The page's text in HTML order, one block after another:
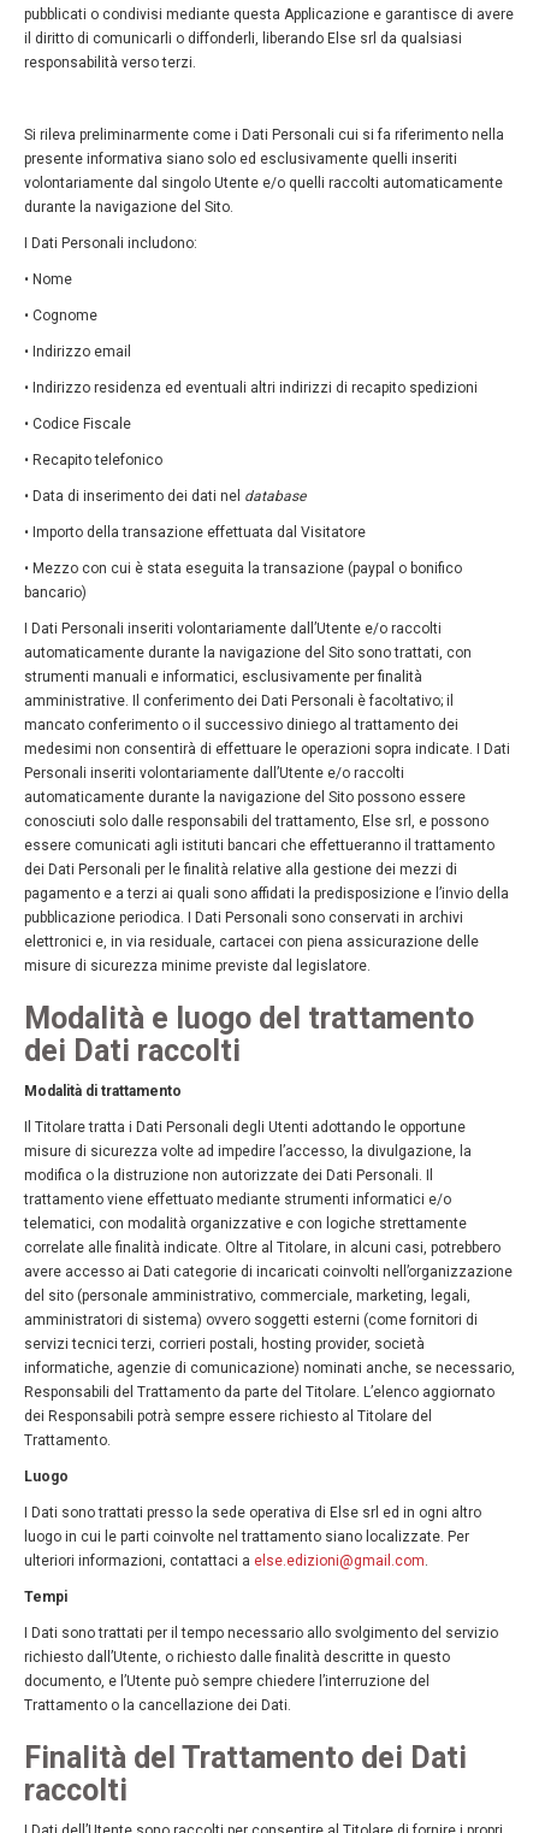
pubblicati o condivisi mediante questa Applicazione e garantisce di avere
il diritto di comunicarli o diffonderli, liberando Else srl da qualsiasi
responsabilità verso terzi.
Si rileva preliminarmente come i Dati Personali cui si fa riferimento nella
presente informativa siano solo ed esclusivamente quelli inseriti
volontariamente dal singolo Utente e/o quelli raccolti automaticamente
durante la navigazione del Sito.
I Dati Personali includono:
• Nome
• Cognome
• Indirizzo email
• Indirizzo residenza ed eventuali altri indirizzi di recapito spedizioni
• Codice Fiscale
• Recapito telefonico
• Data di inserimento dei dati nel database
• Importo della transazione effettuata dal Visitatore
• Mezzo con cui è stata eseguita la transazione (paypal o bonifico
bancario)
I Dati Personali inseriti volontariamente dall’Utente e/o raccolti
automaticamente durante la navigazione del Sito sono trattati, con
strumenti manuali e informatici, esclusivamente per finalità
amministrative. Il conferimento dei Dati Personali è facoltativo; il
mancato conferimento o il successivo diniego al trattamento dei
medesimi non consentirà di effettuare le operazioni sopra indicate. I Dati
Personali inseriti volontariamente dall’Utente e/o raccolti
automaticamente durante la navigazione del Sito possono essere
conosciuti solo dalle responsabili del trattamento, Else srl, e possono
essere comunicati agli istituti bancari che effettueranno il trattamento
dei Dati Personali per le finalità relative alla gestione dei mezzi di
pagamento e a terzi ai quali sono affidati la predisposizione e l’invio della
pubblicazione periodica. I Dati Personali sono conservati in archivi
elettronici e, in via residuale, cartacei con piena assicurazione delle
misure di sicurezza minime previste dal legislatore.
Modalità e luogo del trattamento
dei Dati raccolti
Modalità di trattamento
Il Titolare tratta i Dati Personali degli Utenti adottando le opportune
misure di sicurezza volte ad impedire l’accesso, la divulgazione, la
modifica o la distruzione non autorizzate dei Dati Personali. Il
trattamento viene effettuato mediante strumenti informatici e/o
telematici, con modalità organizzative e con logiche strettamente
correlate alle finalità indicate. Oltre al Titolare, in alcuni casi, potrebbero
avere accesso ai Dati categorie di incaricati coinvolti nell’organizzazione
del sito (personale amministrativo, commerciale, marketing, legali,
amministratori di sistema) ovvero soggetti esterni (come fornitori di
servizi tecnici terzi, corrieri postali, hosting provider, società
informatiche, agenzie di comunicazione) nominati anche, se necessario,
Responsabili del Trattamento da parte del Titolare. L’elenco aggiornato
dei Responsabili potrà sempre essere richiesto al Titolare del
Trattamento.
Luogo
I Dati sono trattati presso la sede operativa di Else srl ed in ogni altro
luogo in cui le parti coinvolte nel trattamento siano localizzate. Per
ulteriori informazioni, contattaci a else.edizioni@gmail.com.
Tempi
I Dati sono trattati per il tempo necessario allo svolgimento del servizio
richiesto dall’Utente, o richiesto dalle finalità descritte in questo
documento, e l’Utente può sempre chiedere l’interruzione del
Trattamento o la cancellazione dei Dati.
Finalità del Trattamento dei Dati
raccolti